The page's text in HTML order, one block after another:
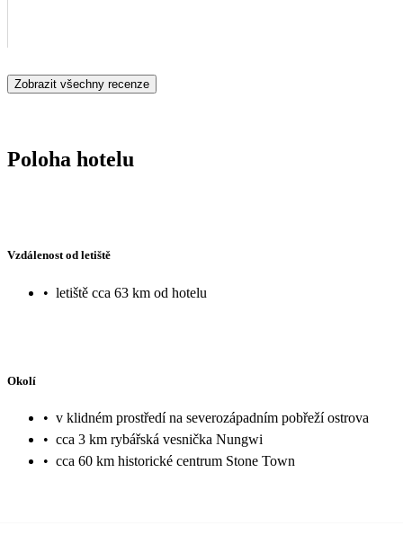
Zobrazit všechny recenze
Poloha hotelu
Vzdálenost od letiště
• letiště cca 63 km od hotelu
Okolí
• v klidném prostředí na severozápadním pobřeží ostrova
• cca 3 km rybářská vesnička Nungwi
• cca 60 km historické centrum Stone Town